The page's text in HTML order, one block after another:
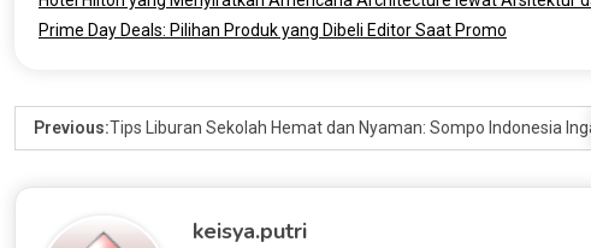
Prime Day Deals: Pilihan Produk yang Dibeli Editor Saat Promo
Previous:Tips Liburan Sekolah Hemat dan Nyaman: Sompo Indonesia
keisya.putri